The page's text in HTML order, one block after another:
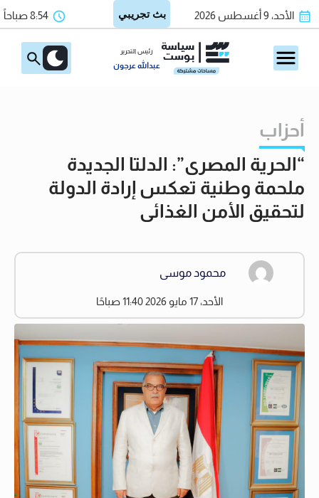
الأحد، 9 أغسطس 2026 8:54 صباحاً
رئيس التحرير
عبدالله عرجون
أحزاب
“الحرية المصرى”: الدلتا الجديدة
ملحمة وطنية تعكس إرادة الدولة
لتحقيق الأمن الغذائى
محمود موسى
الأحد، 17 مايو 2026 11:40 صباحًا